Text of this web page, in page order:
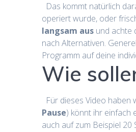
Das kommt natürlich
operiert wurde, oder
langsam aus und achte
nach Alternativen.
Programm auf deine
Wie
Für dieses Video haben
Pause) könnt ihr einfach
auch auf zum Beispiel 20